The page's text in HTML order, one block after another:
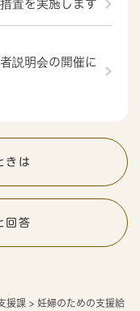
援課 > 妊婦のための支援給
置を実施します
説明会の開催に
きは
回答